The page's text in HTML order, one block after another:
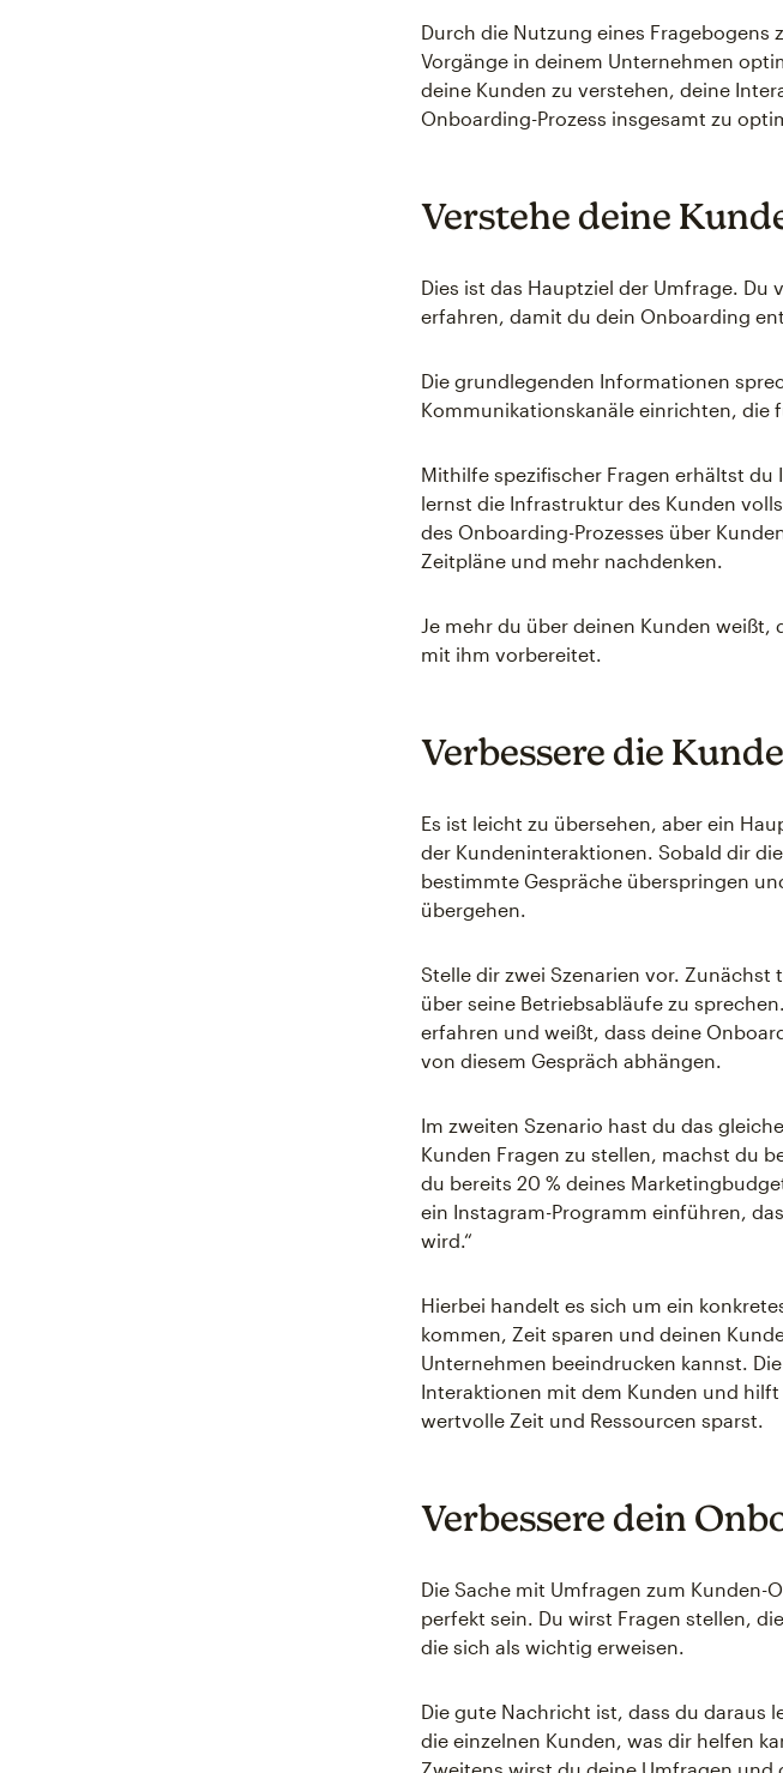
Durch die Nutzung eines
Vorgänge in deinem Unternehmen
deine Kunden zu verstehen, deine
Onboarding-Prozess insgesamt zu
Verstehe deine
Dies ist das Hauptziel der Umfrage.
erfahren, damit du dein Onboarding
Die grundlegenden Informationen
Kommunikationskanäle einrichten, die
Mithilfe spezifischer Fragen erhältst
lernst die Infrastruktur des Kunden
des Onboarding-Prozesses über
Zeitpläne und mehr nachdenken.
Je mehr du über deinen Kunden
mit ihm vorbereitet.
Verbessere die
Es ist leicht zu übersehen, aber ein
der Kundeninteraktionen. Sobald dir
bestimmte Gespräche überspringen
übergehen.
Stelle dir zwei Szenarien vor.
über seine Betriebsabläufe zu
erfahren und weißt, dass deine
von diesem Gespräch abhängen.
Im zweiten Szenario hast du das
Kunden Fragen zu stellen, machst du
du bereits 20 % deines
ein Instagram-Programm einführen,
wird.“
Hierbei handelt es sich um ein
kommen, Zeit sparen und deinen
Unternehmen beeindrucken kannst.
Interaktionen mit dem Kunden und hilft
wertvolle Zeit und Ressourcen sparst.
Verbessere dein
Die Sache mit Umfragen zum Kunden-
perfekt sein. Du wirst Fragen stellen,
die sich als wichtig erweisen.
Die gute Nachricht ist, dass du daraus
die einzelnen Kunden, was dir helfen